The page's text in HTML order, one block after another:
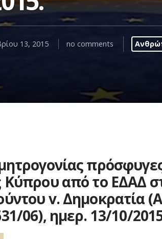
13, 2015 no comments
Κύπρου από το ΕΔΑΔ
v. Δημοκρατία
06), ημερ. 13/10/